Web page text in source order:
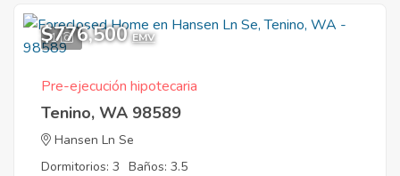
1
$776,500 EMV
Pre-ejecución hipotecaria
Tenino, WA 98589
Hansen Ln Se
Dormitorios: 3 Baños: 3.5